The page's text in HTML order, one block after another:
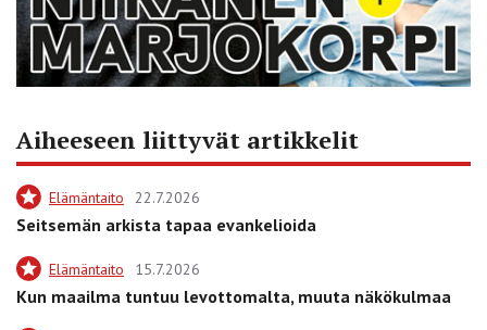
Aiheeseen liittyvät artikkelit
Elämäntaito 22.7.2026
Seitsemän arkista tapaa evankelioida
Elämäntaito 15.7.2026
Kun maailma tuntuu levottomalta, muuta näkökulmaa